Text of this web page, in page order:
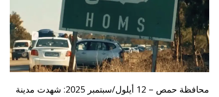
محافظة حمص – 12 أيلول/سبتمبر 2025: شهدت مدينة